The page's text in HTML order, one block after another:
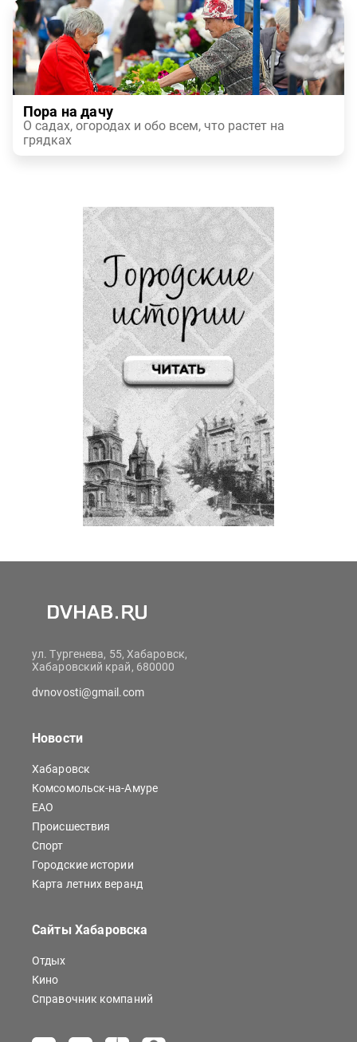
Пора на дачу
О садах, огородах и обо всем, что растет на
грядках
ул. Тургенева, 55, Хабаровск,
Хабаровский край, 680000
dvnovosti@gmail.com
Новости
Хабаровск
Комсомольск-на-Амуре
ЕАО
Происшествия
Спорт
Городские истории
Карта летних веранд
Сайты Хабаровска
Отдых
Кино
Справочник компаний